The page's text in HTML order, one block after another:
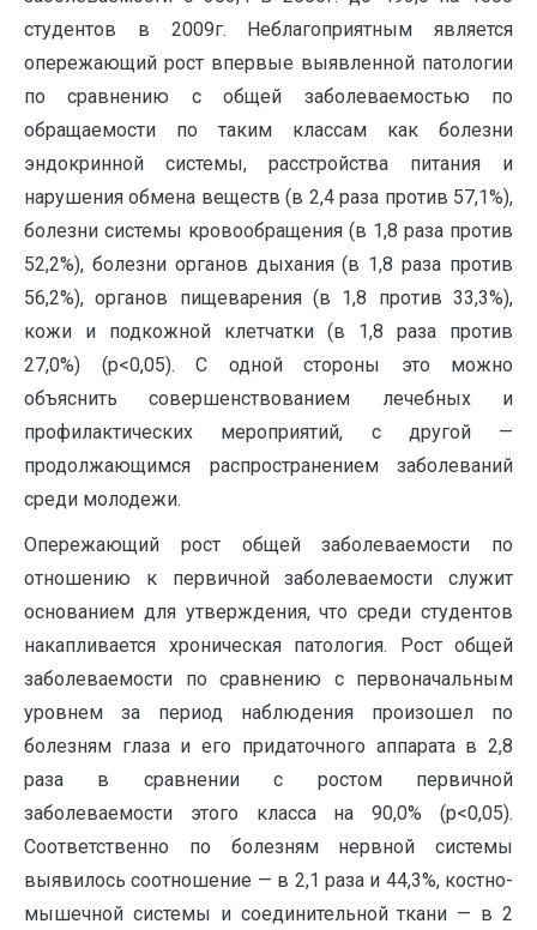
студентов в 2009г. Неблагоприятным является
опережающий рост впервые выявленной патологии
по сравнению с общей заболеваемостью по
обращаемости по таким классам как болезни
эндокринной системы, расстройства питания и
нарушения обмена веществ (в 2,4 раза против 57,1%),
болезни системы кровообращения (в 1,8 раза против
52,2%), болезни органов дыхания (в 1,8 раза против
56,2%), органов пищеварения (в 1,8 против 33,3%),
кожи и подкожной клетчатки (в 1,8 раза против
27,0%) (р<0,05). С одной стороны это можно
объяснить совершенствованием лечебных и
профилактических мероприятий, с другой —
продолжающимся распространением заболеваний
среди молодежи.
Опережающий рост общей заболеваемости по
отношению к первичной заболеваемости служит
основанием для утверждения, что среди студентов
накапливается хроническая патология. Рост общей
заболеваемости по сравнению с первоначальным
уровнем за период наблюдения произошел по
болезням глаза и его придаточного аппарата в 2,8
раза в сравнении с ростом первичной
заболеваемости этого класса на 90,0% (р<0,05).
Соответственно по болезням нервной системы
выявилось соотношение — в 2,1 раза и 44,3%, костно-
мышечной системы и соединительной ткани — в 2